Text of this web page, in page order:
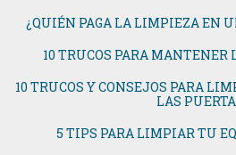
¿QUIÉN PAGA LA LIMPIEZA EN
10 TRUCOS PARA
10 TRUCOS Y CONSEJOS PARA
LAS
5 TIPS PARA LIMPIAR TU